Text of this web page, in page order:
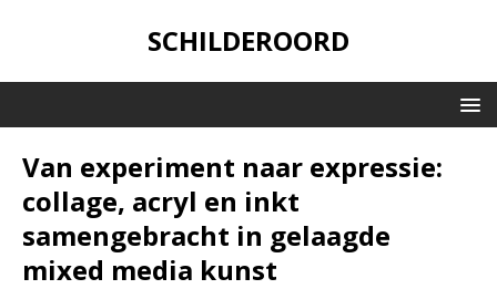
SCHILDEROORD
Van experiment naar expressie:
collage, acryl en inkt
samengebracht in gelaagde
mixed media kunst